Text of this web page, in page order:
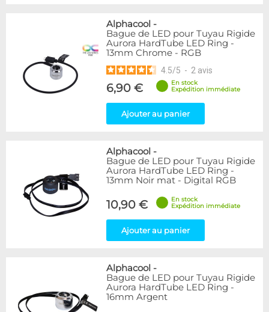
15
3
Mayhems
12
Monsoon
3
Tygon
XSPC
7
9
15
Plexi
5
Rouge
Transparent
40
Vert
Disponibilité / Promotions
Articles en promotions
Appliquer
Alphacool -
Bague de LED pour Tuyau Rigide
Aurora HardTube LED Ring -
13mm Chrome - RGB
4.5/5 - 2 avis
6,90 €
En stock
Expédition immédiate
Ajouter au panier
Alphacool -
Bague de LED pour Tuyau Rigide
Aurora HardTube LED Ring -
13mm Noir mat - Digital RGB
10,90 €
En stock
Expédition immédiate
Ajouter au panier
Alphacool -
Bague de LED pour Tuyau Rigide
Aurora HardTube LED Ring -
16mm Argent